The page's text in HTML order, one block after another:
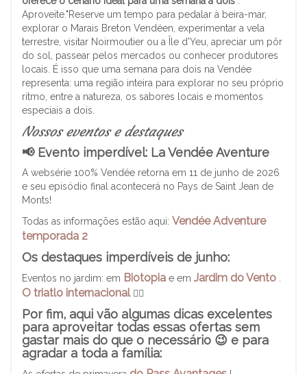
Aproveite."Reserve um tempo para pedalar à beira-mar,
explorar o Marais Breton Vendéen, experimentar a vela
terrestre, visitar Noirmoutier ou a Île d'Yeu, apreciar um pôr
do sol, passear pelos mercados ou conhecer produtores
locais. É isso que uma semana para dois na Vendée
representa: uma região inteira para explorar no seu próprio
ritmo, entre a natureza, os sabores locais e momentos
especiais a dois.
Nossos eventos e destaques
📢 Evento imperdível: La Vendée Aventure
A websérie 100% Vendée retorna em 11 de junho de 2026
e seu episódio final acontecerá no Pays de Saint Jean de
Monts!
Todas as informações estão aqui: Vendée Adventure
temporada 2
Os destaques imperdíveis de junho:
Eventos no jardim: em Biotopia e em Jardim do Vento .
O triatlo internacional🏃‍♂️
Por fim, aqui vão algumas dicas excelentes
para aproveitar todas essas ofertas sem
gastar mais do que o necessário 😉 e para
agradar a toda a família: